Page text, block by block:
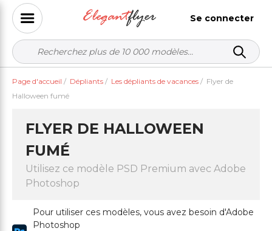
Se connecter
Page d'accueil / Dépliants / Les dépliants de vacances / Flyer de
Halloween fumé
FLYER DE HALLOWEEN
FUMÉ
Utilisez ce modèle PSD Premium avec Adobe
Photoshop
Pour utiliser ces modèles, vous avez besoin d'Adobe
Photoshop